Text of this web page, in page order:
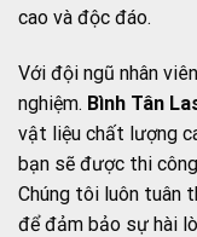
cao và độc đáo.
Với đội ngũ nhân
nghiệm. Bình Tân
vật liệu chất lượng
bạn sẽ được thi
Chúng tôi luôn tuân
để đảm bảo sự hài